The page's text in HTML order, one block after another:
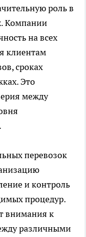
роль в
Компании
на всех
клиентам
сроках
Это
между
перевозок
и контроль
процедур.
внимания к
различными